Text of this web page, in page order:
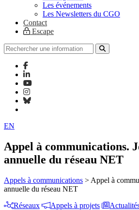
Les événements
Les Newsletters du CGO
Contact
Escape
EN
Appel à communications.
annuelle du réseau NET
Appels à communications > Appel à
annuelle du réseau NET
Réseaux
Appels à projets